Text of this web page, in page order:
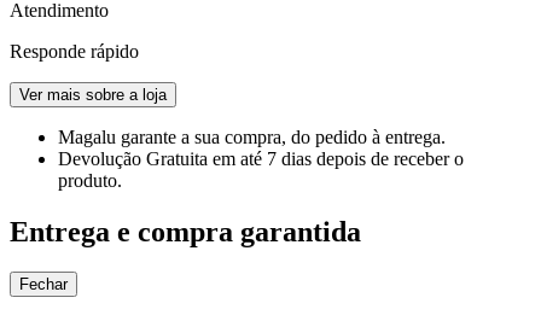
Atendimento
Responde rápido
Ver mais sobre a loja
Magalu garante a sua compra, do pedido à entrega.
Devolução Gratuita em até 7 dias depois de receber o
produto.
Entrega e compra garantida
Fechar